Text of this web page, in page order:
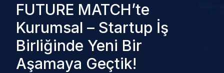
FUTURE MATCH’te
Kurumsal – Startup İş
Birliğinde Yeni Bir
Aşamaya Geçtik!